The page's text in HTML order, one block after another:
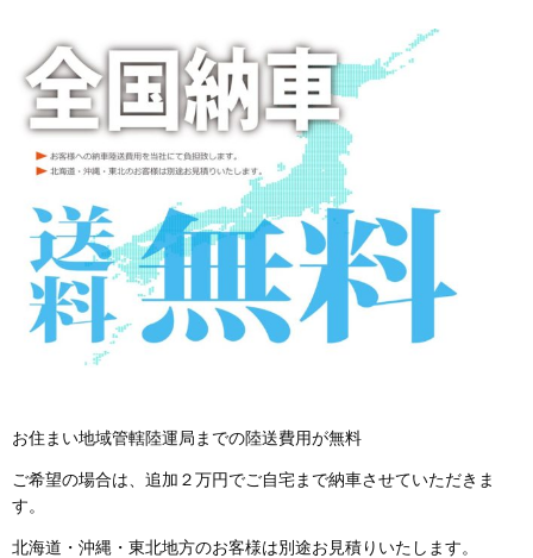
お住まい地域管轄陸運局までの陸送費用が無料
ご希望の場合は、追加２万円でご自宅まで納車させていただきま
す。
北海道・沖縄・東北地方のお客様は別途お見積りいたします。